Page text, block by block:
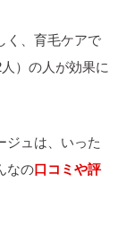
く、育毛ケアで
）の人が効果に
ジュは、いった
なの口コミや評